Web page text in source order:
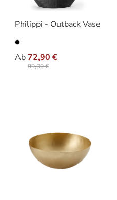
Philippi - Outback Vase
Ab72,90 €
99,00 €
Varianten